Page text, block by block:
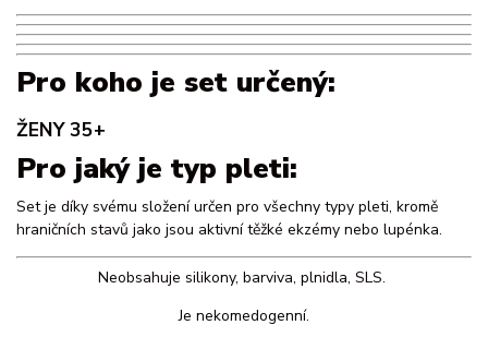
Pro koho je set určený:
ŽENY 35+
Pro jaký je typ pleti:
Set je díky svému složení určen pro všechny typy pleti, kromě
hraničních stavů jako jsou aktivní těžké ekzémy nebo lupénka.
Neobsahuje silikony, barviva, plnidla, SLS.
Je nekomedogenní.